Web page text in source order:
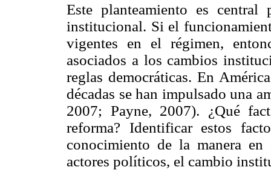
Este planteamiento es central
institucional. Si el
vigentes en el régimen,
asociados a los cambios
reglas democráticas. En
décadas se han impulsado una
2007; Payne, 2007). ¿Qué
reforma? Identificar estos
conocimiento de la manera
actores políticos, el cambio